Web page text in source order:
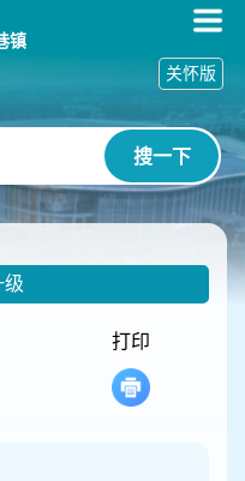
镇
搜一下
关怀版
级
打印